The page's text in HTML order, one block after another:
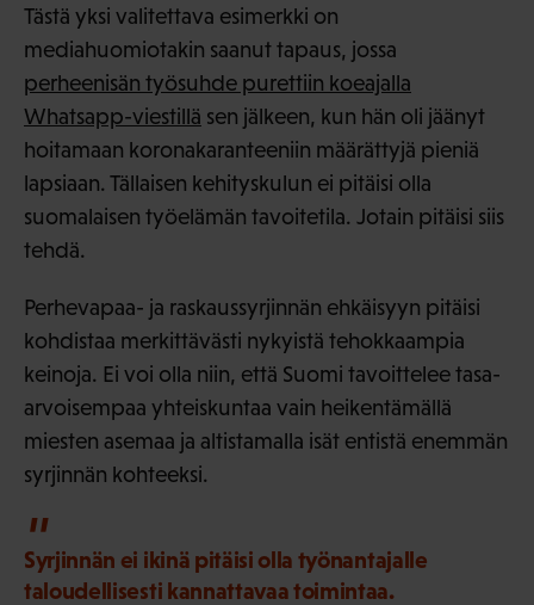
Tästä yksi valitettava esimerkki on
mediahuomiotakin saanut tapaus, jossa
perheenisän työsuhde purettiin koeajalla
Whatsapp-viestillä sen jälkeen, kun hän oli jäänyt
hoitamaan koronakaranteeniin määrättyjä pieniä
lapsiaan. Tällaisen kehityskulun ei pitäisi olla
suomalaisen työelämän tavoitetila. Jotain pitäisi siis
tehdä.
Perhevapaa- ja raskaussyrjinnän ehkäisyyn pitäisi
kohdistaa merkittävästi nykyistä tehokkaampia
keinoja. Ei voi olla niin, että Suomi tavoittelee tasa-
arvoisempaa yhteiskuntaa vain heikentämällä
miesten asemaa ja altistamalla isät entistä enemmän
syrjinnän kohteeksi.
Syrjinnän ei ikinä pitäisi olla työnantajalle
taloudellisesti kannattavaa toimintaa.